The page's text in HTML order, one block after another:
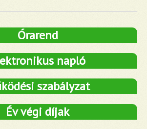
Órarend
napló
szabályzat
Év végi díjak